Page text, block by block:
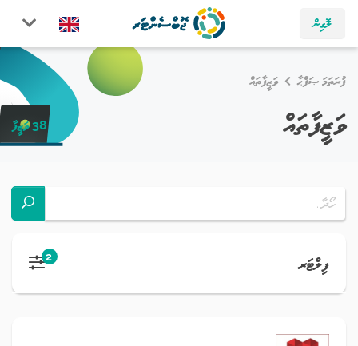
ލޮގިން
ފުރަތަމަ ޞަފްޙާ ވަޒީފާތައް
ވަޒީފާތައް 38 ވަޒީފާ
ފިލްޓަރ 2